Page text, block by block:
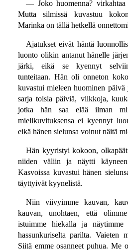
— Joko huomenna? virkahtaa
Mutta silmissä kuvastuu
Marinka on tällä hetkellä
Ajatukset eivät häntä
luonto olikin antanut hänelle
järki, eikä se kyennyt
tunteitaan. Hän oli onneton
kuvastui mieleen huominen päivä
sarja toisia päiviä, viikkoja,
jotka hän saa elää ilman
mielikuvituksensa ei kyennyt
eikä hänen sielunsa voinut näitä
Hän kyyristyi kokoon,
niiden väliin ja näytti käyneen
Kasvoissa kuvastui hänen
täyttyivät kyynelistä.
Niin viivyimme kauvan,
kauvan, unohtaen, että
istuimme hiekalla ja näytimme
hassunkuriselta parilta. Vaieten
Siitä emme osanneet puhua. Me